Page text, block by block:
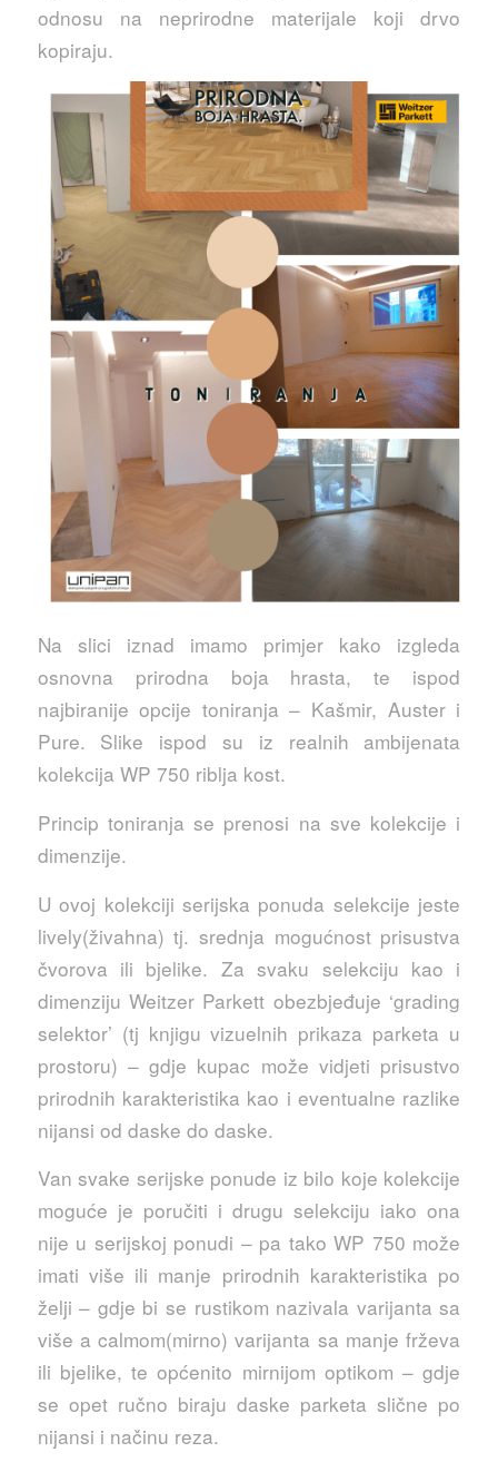
odnosu na neprirodne materijale koji drvo
kopiraju.
Na slici iznad imamo primjer kako izgleda
osnovna prirodna boja hrasta, te ispod
najbiranije opcije toniranja – Kašmir, Auster i
Pure. Slike ispod su iz realnih ambijenata
kolekcija WP 750 riblja kost.
Princip toniranja se prenosi na sve kolekcije i
dimenzije.
U ovoj kolekciji serijska ponuda selekcije jeste
lively(živahna) tj. srednja mogućnost prisustva
čvorova ili bjelike. Za svaku selekciju kao i
dimenziju Weitzer Parkett obezbjeđuje ‘grading
selektor’ (tj knjigu vizuelnih prikaza parketa u
prostoru) – gdje kupac može vidjeti prisustvo
prirodnih karakteristika kao i eventualne razlike
nijansi od daske do daske.
Van svake serijske ponude iz bilo koje kolekcije
moguće je poručiti i drugu selekciju iako ona
nije u serijskoj ponudi – pa tako WP 750 može
imati više ili manje prirodnih karakteristika po
želji – gdje bi se rustikom nazivala varijanta sa
više a calmom(mirno) varijanta sa manje frževa
ili bjelike, te općenito mirnijom optikom – gdje
se opet ručno biraju daske parketa slične po
nijansi i načinu reza.